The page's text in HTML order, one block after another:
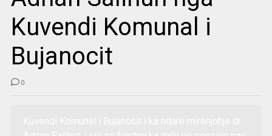
Kuvendi Komunal i
Bujanocit
0